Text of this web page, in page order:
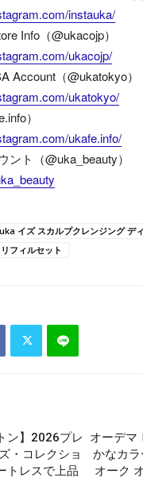
instauka/
Info（@ukacojp）
ukacojp/
Account（@ukatokyo）
ukatokyo/
）
ukafe.info/
ント（@uka_beauty）
uka イズ スカルプクレンジング デ
リフィルセット
ン】2026プレ
・コレクショ
トレスで上品
オーデマ
かなカ
オーク